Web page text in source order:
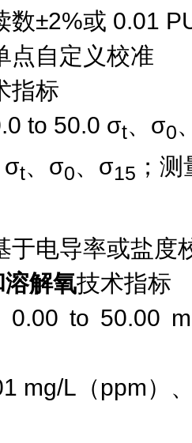
数±2%或 0.01
点 自定义校准
指标
to 50.0 σt、σ0
σt、σ0、σ15 ；测
于电导率或盐度
解氧技术指标
0.00 to 50.00
mg/L（ppm）